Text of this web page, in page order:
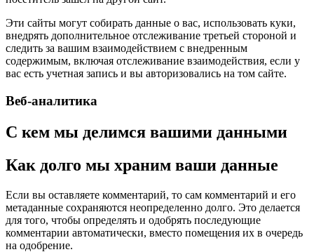
Эти сайты могут собирать данные о вас, использовать куки,
внедрять дополнительное отслеживание третьей стороной и
следить за вашим взаимодействием с внедренным
содержимым, включая отслеживание взаимодействия, если у
вас есть учетная запись и вы авторизовались на том сайте.
Веб-аналитика
С кем мы делимся вашими данными
Как долго мы храним ваши данные
Если вы оставляете комментарий, то сам комментарий и его
метаданные сохраняются неопределенно долго. Это делается
для того, чтобы определять и одобрять последующие
комментарии автоматически, вместо помещения их в очередь
на одобрение.